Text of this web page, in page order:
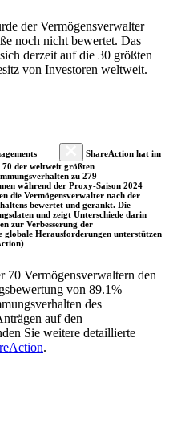
der Vermögensverwalter
noch nicht bewertet. Das
derzeit auf die 30 größten
von Investoren weltweit.
ShareAction hat im
70 der weltweit größten
zu 279
während der Proxy-Saison 2024
die Vermögensverwalter nach der
bewertet und gerankt. Die
und zeigt Unterschiede darin
zur Verbesserung der
globale Herausforderungen unterstützen
70 Vermögensverwaltern den
von 89.1%
des
auf den
Sie weitere detaillierte
.